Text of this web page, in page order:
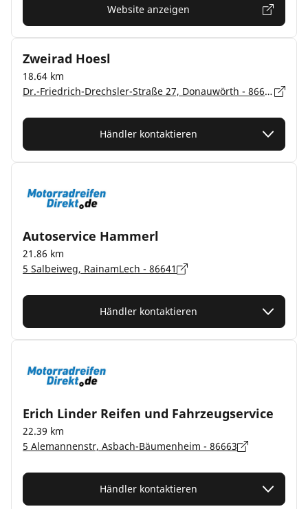
Website anzeigen
Zweirad Hoesl
18.64 km
Dr.-Friedrich-Drechsler-Straße 27, Donauwörth - 86609
Händler kontaktieren
Autoservice Hammerl
21.86 km
5 Salbeiweg, RainamLech - 86641
Händler kontaktieren
Erich Linder Reifen und Fahrzeugservice
22.39 km
5 Alemannenstr, Asbach-Bäumenheim - 86663
Händler kontaktieren